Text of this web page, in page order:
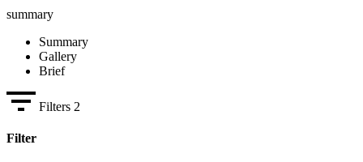
summary
Summary
Gallery
Brief
Filters 2
Filter